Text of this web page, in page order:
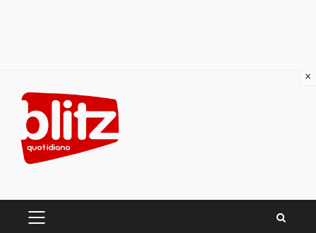
content
PRIMARY
×